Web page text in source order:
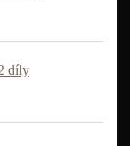
díly